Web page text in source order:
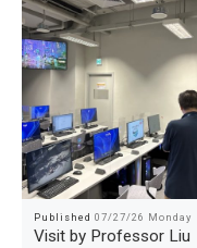
Published 07/27/26 Monday
Visit by Professor Liu